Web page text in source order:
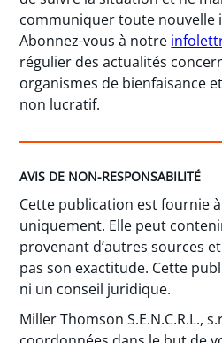
communiquer toute
Abonnez-vous à notre
régulier des actualités
organismes de bienfaisance
non lucratif.
AVIS DE NON-RESPONSABILITÉ
Cette publication est fournie
uniquement. Elle peut
provenant d’autres sources
pas son exactitude. Cette
ni un conseil juridique.
Miller Thomson S.E.N.C.R.L.,